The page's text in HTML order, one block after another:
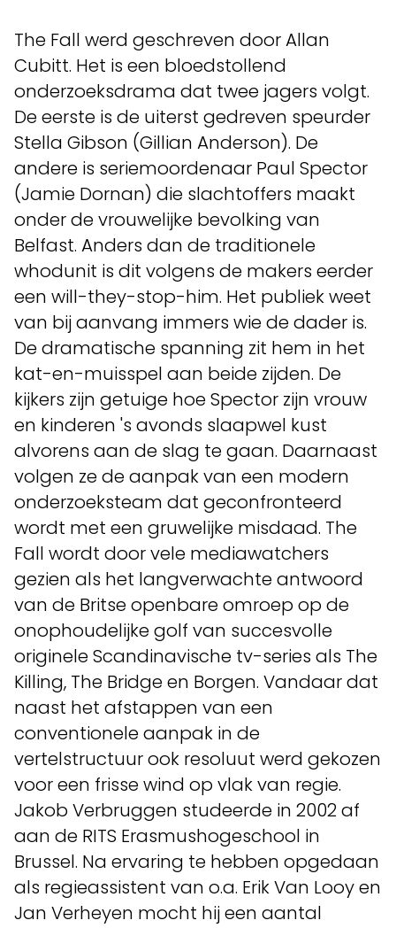
The Fall werd geschreven door Allan
Cubitt. Het is een bloedstollend
onderzoeksdrama dat twee jagers volgt.
De eerste is de uiterst gedreven speurder
Stella Gibson (Gillian Anderson). De
andere is seriemoordenaar Paul Spector
(Jamie Dornan) die slachtoffers maakt
onder de vrouwelijke bevolking van
Belfast. Anders dan de traditionele
whodunit is dit volgens de makers eerder
een will-they-stop-him. Het publiek weet
van bij aanvang immers wie de dader is.
De dramatische spanning zit hem in het
kat-en-muisspel aan beide zijden. De
kijkers zijn getuige hoe Spector zijn vrouw
en kinderen 's avonds slaapwel kust
alvorens aan de slag te gaan. Daarnaast
volgen ze de aanpak van een modern
onderzoeksteam dat geconfronteerd
wordt met een gruwelijke misdaad. The
Fall wordt door vele mediawatchers
gezien als het langverwachte antwoord
van de Britse openbare omroep op de
onophoudelijke golf van succesvolle
originele Scandinavische tv-series als The
Killing, The Bridge en Borgen. Vandaar dat
naast het afstappen van een
conventionele aanpak in de
vertelstructuur ook resoluut werd gekozen
voor een frisse wind op vlak van regie.
Jakob Verbruggen studeerde in 2002 af
aan de RITS Erasmushogeschool in
Brussel. Na ervaring te hebben opgedaan
als regieassistent van o.a. Erik Van Looy en
Jan Verheyen mocht hij een aantal